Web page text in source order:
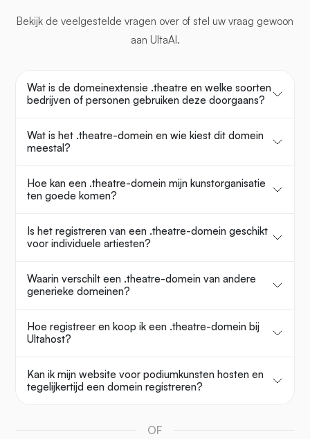
Bekijk de veelgestelde vragen over of stel uw vraag gewoon
aan UltaAI.
Wat is de domeinextensie .theatre en welke soorten
bedrijven of personen gebruiken deze doorgaans?
Wat is het .theatre-domein en wie kiest dit domein
meestal?
Hoe kan een .theatre-domein mijn kunstorganisatie
ten goede komen?
Is het registreren van een .theatre-domein geschikt
voor individuele artiesten?
Waarin verschilt een .theatre-domein van andere
generieke domeinen?
Hoe registreer en koop ik een .theatre-domein bij
Ultahost?
Kan ik mijn website voor podiumkunsten hosten en
tegelijkertijd een domein registreren?
OF